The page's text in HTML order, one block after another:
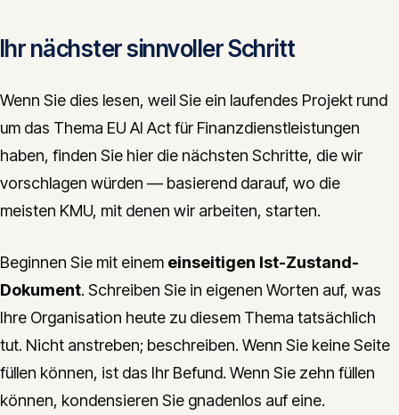
Ihr nächster sinnvoller Schritt
Wenn Sie dies lesen, weil Sie ein laufendes Projekt rund
um das Thema EU AI Act für Finanzdienstleistungen
haben, finden Sie hier die nächsten Schritte, die wir
vorschlagen würden — basierend darauf, wo die
meisten KMU, mit denen wir arbeiten, starten.
Beginnen Sie mit einem einseitigen Ist-Zustand-
Dokument. Schreiben Sie in eigenen Worten auf, was
Ihre Organisation heute zu diesem Thema tatsächlich
tut. Nicht anstreben; beschreiben. Wenn Sie keine Seite
füllen können, ist das Ihr Befund. Wenn Sie zehn füllen
können, kondensieren Sie gnadenlos auf eine.